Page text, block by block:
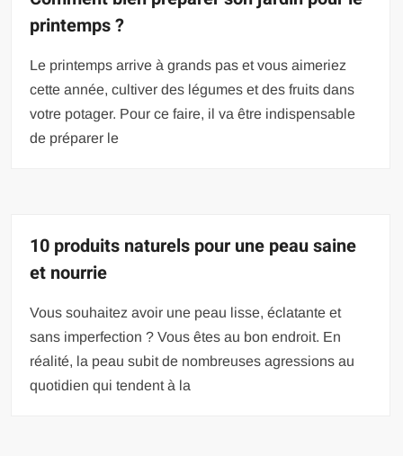
printemps ?
Le printemps arrive à grands pas et vous aimeriez
cette année, cultiver des légumes et des fruits dans
votre potager. Pour ce faire, il va être indispensable
de préparer le
10 produits naturels pour une peau saine
et nourrie
Vous souhaitez avoir une peau lisse, éclatante et
sans imperfection ? Vous êtes au bon endroit. En
réalité, la peau subit de nombreuses agressions au
quotidien qui tendent à la